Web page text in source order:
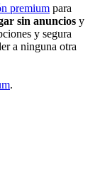
premium para
sin anuncios y
y segura
a ninguna otra
.